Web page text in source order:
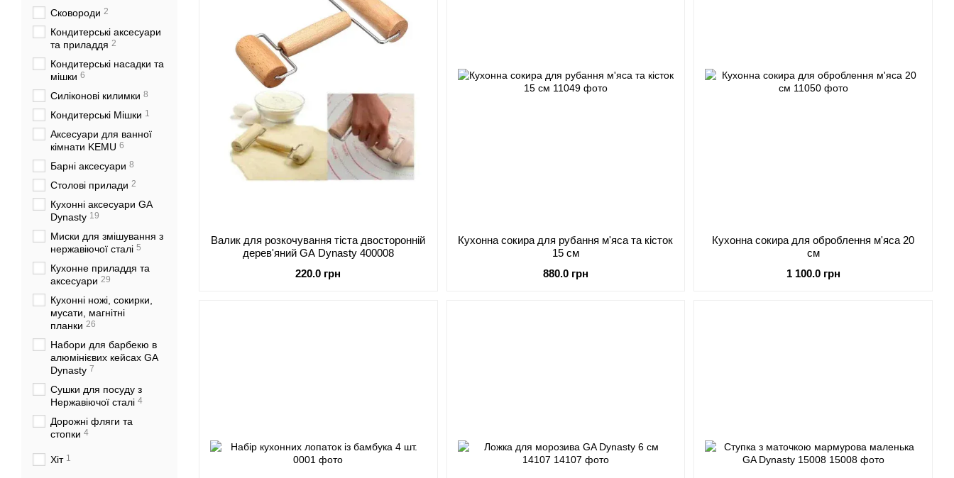
Валик для розкочування тіста двосторонній
дерев'яний GA Dynasty 400008
220.0 грн
Кухонна сокира для рубання м'яса та кісток
15 см
880.0 грн
Кухонна сокира для оброблення м'яса 20
см
1 100.0 грн
Сковороди 2
Кондитерські аксесуари
та приладдя 2
Кондитерські насадки та
мішки 6
Силіконові килимки 8
Кондитерські Мішки 1
Аксесуари для ванної
кімнати KEMU 6
Барні аксесуари 8
Столові прилади 2
Кухонні аксесуари GA
Dynasty 19
Миски для змішування з
нержавіючої сталі 5
Кухонне приладдя та
аксесуари 29
Кухонні ножі, сокирки,
мусати, магнітні
планки 26
Набори для барбекю в
алюмінієвих кейсах GA
Dynasty 7
Сушки для посуду з
Нержавіючої сталі 4
Дорожні фляги та
стопки 4
Хіт 1